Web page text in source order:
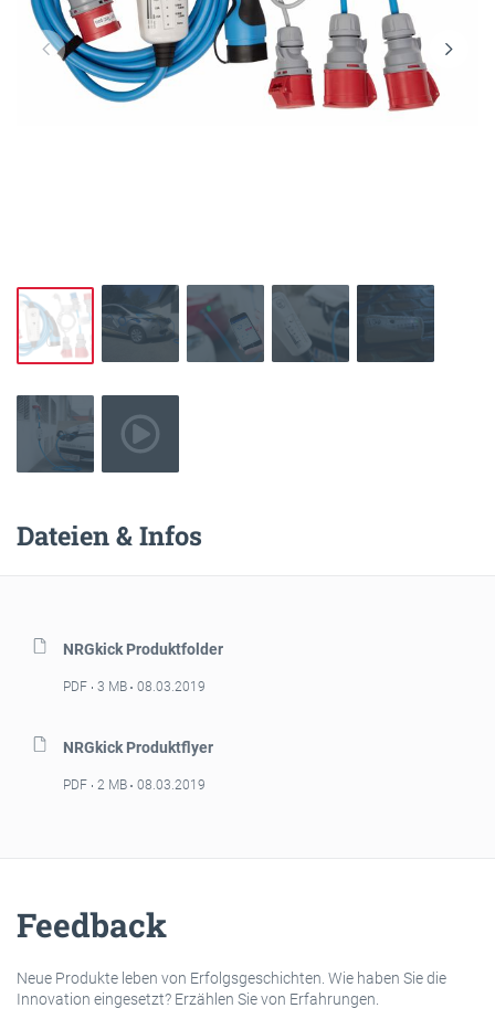
Dateien & Infos
NRGkick Produktfolder
PDF 3 MB 08.03.2019
NRGkick Produktflyer
PDF 2 MB 08.03.2019
Feedback
Neue Produkte leben von Erfolgsgeschichten. Wie haben Sie die
Innovation eingesetzt? Erzählen Sie von Erfahrungen.